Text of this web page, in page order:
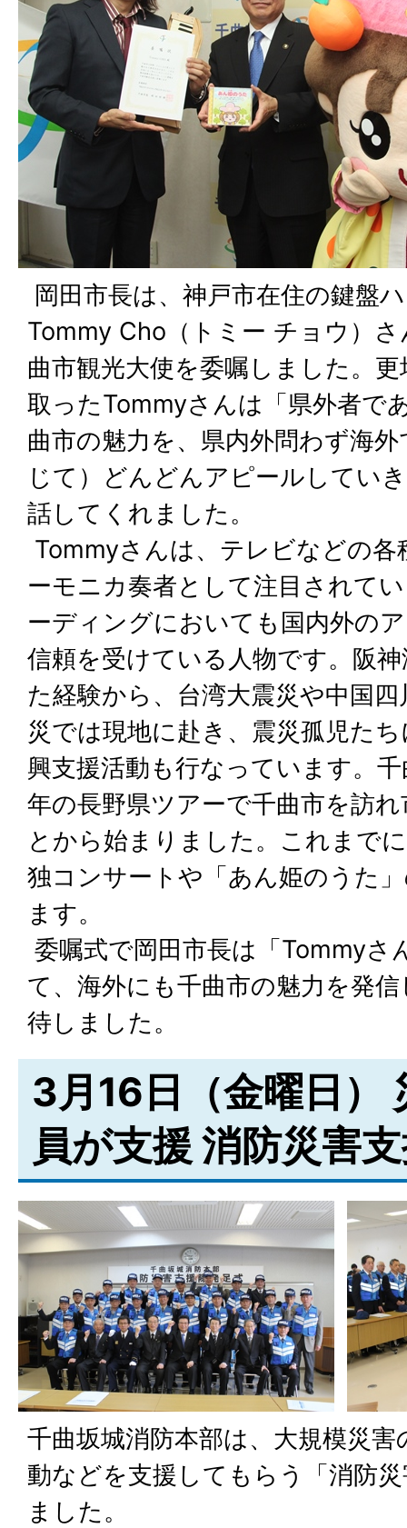
岡田市長は、神戸市在住の鍵盤
Tommy Cho（トミー チョウ）
曲市観光大使を委嘱しました。
取ったTommyさんは「県外者で
曲市の魅力を、県内外問わず海
じて）どんどんアピールしてい
話してくれました。
Tommyさんは、テレビなどの
ーモニカ奏者として注目されて
ーディングにおいても国内外の
信頼を受けている人物です。阪
た経験から、台湾大震災や中国
災では現地に赴き、震災孤児た
興支援活動も行なっています。
年の長野県ツアーで千曲市を訪
とから始まりました。これまで
独コンサートや「あん姫のうた
ます。
委嘱式で岡田市長は「Tommyさ
て、海外にも千曲市の魅力を発
待しました。
3月16日（金曜日）
員が支援 消防災害
千曲坂城消防本部は、大規模災
動などを支援してもらう「消防
ました。